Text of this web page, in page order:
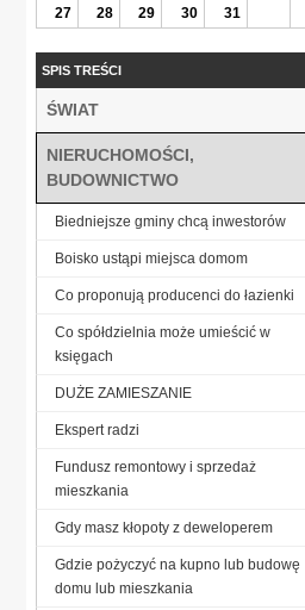
27
28 29 30 31
SPIS TREŚCI
ŚWIAT
NIERUCHOMOŚCI,
BUDOWNICTWO
Biedniejsze gminy chcą inwestorów
Boisko ustąpi miejsca domom
Co proponują producenci do łazienki
Co spółdzielnia może umieścić w
księgach
DUŻE ZAMIESZANIE
Ekspert radzi
Fundusz remontowy i sprzedaż
mieszkania
Gdy masz kłopoty z deweloperem
Gdzie pożyczyć na kupno lub budowę
domu lub mieszkania